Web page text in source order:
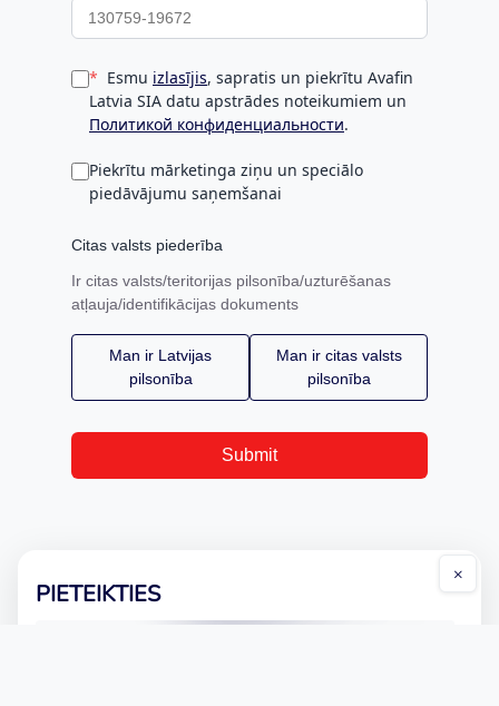
Esmu izlasījis, sapratis un piekrītu Avafin
Latvia SIA datu apstrādes noteikumiem un
Политикой конфиденциальности.
Piekrītu mārketinga ziņu un speciālo
piedāvājumu saņemšanai
Citas valsts piederība
Ir citas valsts/teritorijas pilsonība/uzturēšanas
atļauja/identifikācijas dokuments
Man ir Latvijas
pilsonība
Man ir citas valsts
pilsonība
Submit
×
PIETEIKTIES